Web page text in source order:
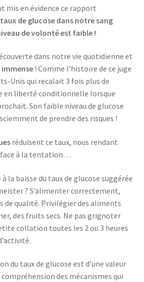
mis en évidence ce rapport
taux de glucose dans notre sang
de volonté est faible !
dans notre vie quotidienne et
immense! Comme l’histoire de ce juge
Unis qui recalait 3 fois plus de
en liberté conditionnelle lorsque
Son faible niveau de glucose
de prendre des risques !
réduisent ce taux, nous rendant
à la tentation…
la baisse du taux de glucose suggérée
? S’alimenter correctement,
de qualité. Privilégier des aliments
des fruits secs. Ne pas grignoter
collation toutes les 2 ou 3 heures
du taux de glucose est d’une valeur
des mécanismes qui